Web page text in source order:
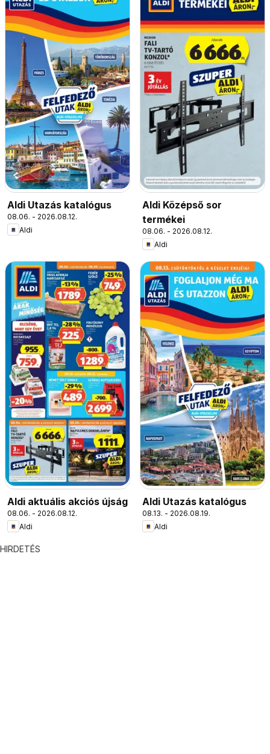
Aldi Utazás katalógus
08.06. - 2026.08.12.
Aldi
Aldi Középső sor
termékei
08.06. - 2026.08.12.
Aldi
Aldi aktuális akciós újság
08.06. - 2026.08.12.
Aldi
Aldi Utazás katalógus
08.13. - 2026.08.19.
Aldi
HIRDETÉS